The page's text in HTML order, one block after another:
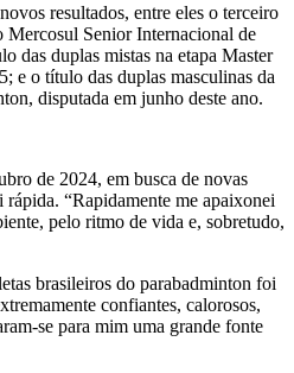
resultados, entre eles o terceiro
Mercosul Senior Internacional de
das duplas mistas na etapa Master
e o título das duplas masculinas da
disputada em junho deste ano.
de 2024, em busca de novas
“Rapidamente me apaixonei
pelo ritmo de vida e, sobretudo,
brasileiros do parabadminton foi
confiantes, calorosos,
se para mim uma grande fonte